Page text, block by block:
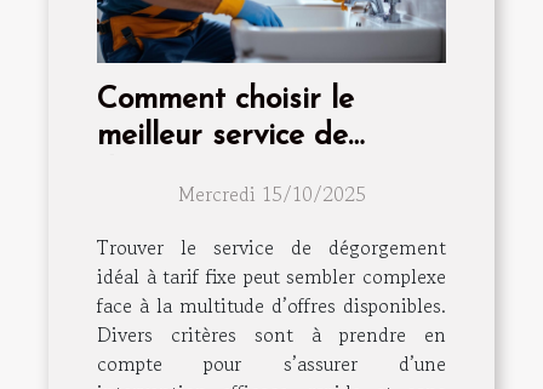
Comment choisir le
meilleur service de
Mercredi 15/10/2025
Trouver le service de dégorgement
idéal à tarif fixe peut sembler complexe
face à la multitude d’offres disponibles.
Divers critères sont à prendre en
compte pour s’assurer d’une